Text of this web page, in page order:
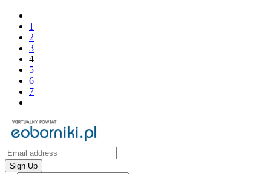
1
2
3
4
5
6
7
Sign Up